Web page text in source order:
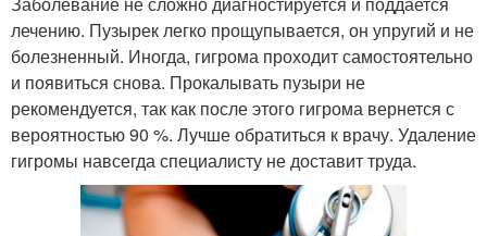
лечению. Пузырек легко прощупывается, он упругий и не
болезненный. Иногда, гигрома проходит самостоятельно
и появиться снова. Прокалывать пузыри не
рекомендуется, так как после этого гигрома вернется с
вероятностью 90 %. Лучше обратиться к врачу. Удаление
гигромы навсегда специалисту не доставит труда.